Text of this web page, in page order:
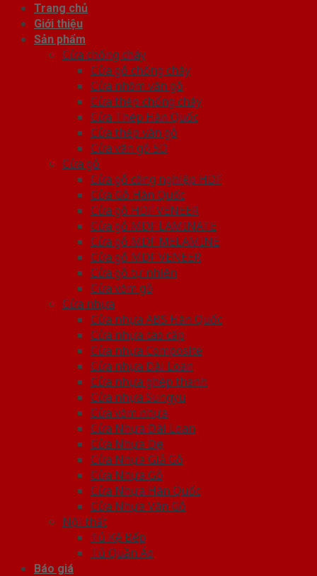
Trang chủ
Giới thiệu
Sản phẩm
Cửa chống cháy
Cửa gỗ chống cháy
Cửa nhôm vân gỗ
Cửa thép chống cháy
Cửa Thép Hàn Quốc
Cửa thép vân gỗ
Cửa vân gỗ 5D
Cửa gỗ
Cửa gỗ công nghiệp HDF
Cửa Gỗ Hàn Quốc
Cửa gỗ HDF VENEER
Cửa gỗ MDF LAMINATE
Cửa gỗ MDF MELAMINE
Cửa gỗ MDF VENEER
Cửa gỗ tự nhiên
Cửa vòm gỗ
Cửa nhựa
Cửa nhựa ABS Hàn Quốc
Cửa nhựa cao cấp
Cửa nhựa Composite
Cửa nhựa Đài Loan
Cửa nhựa ghép thanh
Cửa nhựa Sungyu
Cửa vòm nhựa
Cửa Nhựa Đài Loan
Cửa Nhựa Đẹp
Cửa Nhựa Giả Gỗ
Cửa Nhựa Gỗ
Cửa Nhựa Hàn Quốc
Cửa Nhựa Vân Gỗ
Nội thất
Tủ Kệ Bếp
Tủ Quần Áo
Báo giá